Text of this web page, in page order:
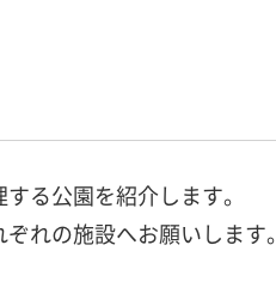
る公園を紹介します。
れの施設へお願いします。